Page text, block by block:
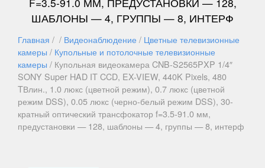
ШАБЛОНЫ — 4, ГРУППЫ — 8, ИНТЕРФ
Главная / / Видеонаблюдение / Цветные телевизионные
камеры / Купольные и потолочные телевизионные
камеры / Купольная видеокамера CNB-S2565PXP 1/4″
SONY Super HAD IT CCD, EX-VIEW, 440K Pixels, 480
TВлин., 1.0 люкс (цветной режим), 0.7 люкс (цветной
режим DSS), 0.05 люкс (черно-белый режим DSS), 30-
кратный оптический трансфокатор f=3.5-91.0 мм,
предустановки — 128, шаблоны — 4, группы — 8, интерф